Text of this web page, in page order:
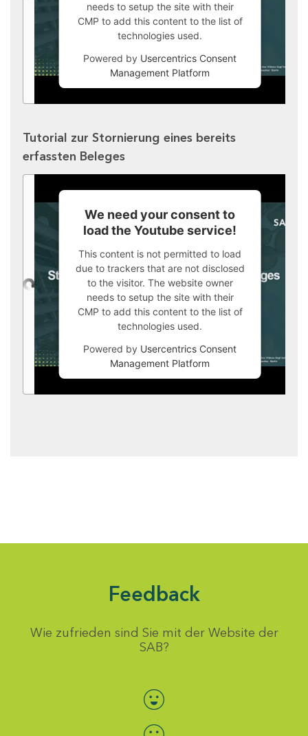
needs to setup the site with their
CMP to add this content to the list of
technologies used.
Powered by Usercentrics Consent
Management Platform
Tutorial zur Stornierung eines bereits
erfassten Beleges
We need your consent to
load the Youtube service!
This content is not permitted to load
due to trackers that are not disclosed
to the visitor. The website owner
needs to setup the site with their
CMP to add this content to the list of
technologies used.
Powered by Usercentrics Consent
Management Platform
Feedback
Wie zufrieden sind Sie mit der Website der
SAB?
Bewertung auswählen